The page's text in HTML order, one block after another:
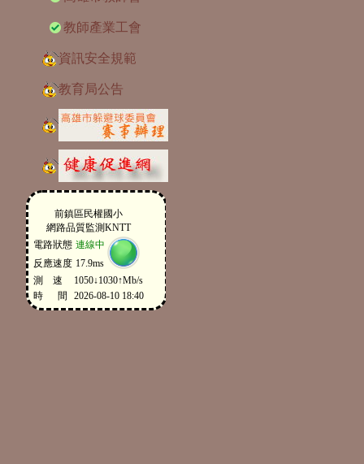
教師產業工會
資訊安全規範
教育局公告